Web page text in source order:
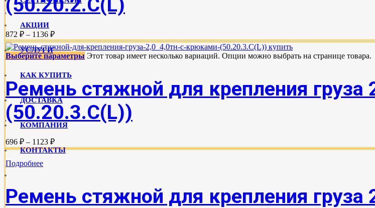
АКЦИИ
УСЛУГИ
КАК КУПИТЬ
ДОСТАВКА
КОМПАНИЯ
КОНТАКТЫ
(50.20.2.C(L)
872 ₽ – 1136 ₽
Выберите параметры Этот товар имеет несколько вариаций. Опции можно выбрать на странице товара.
Ремень стяжной для крепления
(50.20.3.C(L))
696 ₽ – 1123 ₽
Подробнее
Ремень стяжной для крепления